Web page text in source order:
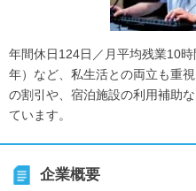
年間休日124日／月平均残業10
年）など、私生活との両立も重
の割引や、宿泊施設の利用補助
ています。
企業概要